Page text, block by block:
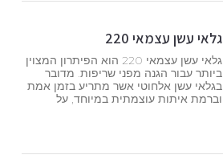
גלאי עשן עצמאי 220
גלאי עשן עצמאי 220 הוא הפיתרון המצוין
ביותר עבור הגנה מפני שריפות. מדובר
בגלאי עשן אלחוטי אשר מתריע בזמן אמת
וברמת איתות עוצמתית במיוחד, על